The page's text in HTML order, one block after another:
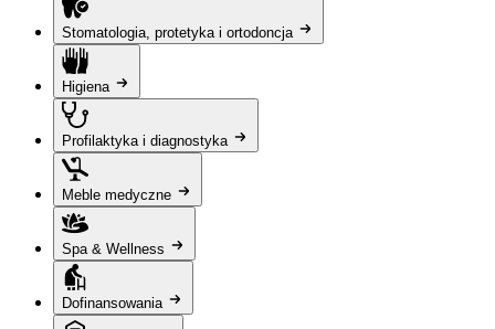
Stomatologia, protetyka i ortodoncja
Higiena
Profilaktyka i diagnostyka
Meble medyczne
Spa & Wellness
Dofinansowania